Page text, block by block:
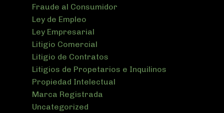
Fraude al Consumidor
Ley de Empleo
Ley Empresarial
Litigio Comercial
Litigio de Contratos
Litigios de Propetarios e Inquilinos
Propiedad Intelectual
Marca Registrada
Uncategorized